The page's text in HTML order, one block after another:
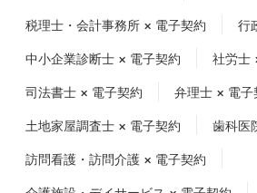
税理士・会計事務所 × 電子契約 行
中小企業診断士 × 電子契約 社労士
司法書士 × 電子契約 弁理士 × 電子
土地家屋調査士 × 電子契約 歯科医
訪問看護・訪問介護 × 電子契約